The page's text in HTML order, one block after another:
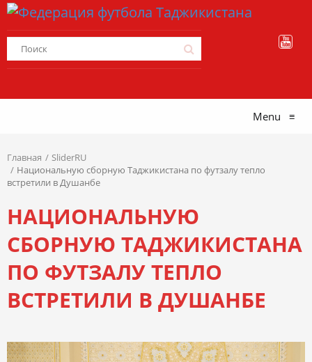
Menu ≡
Главная
SliderRU
Национальную сборную Таджикистана по футзалу тепло
встретили в Душанбе
НАЦИОНАЛЬНУЮ
СБОРНУЮ ТАДЖИКИСТАНА
ПО ФУТЗАЛУ ТЕПЛО
ВСТРЕТИЛИ В ДУШАНБЕ